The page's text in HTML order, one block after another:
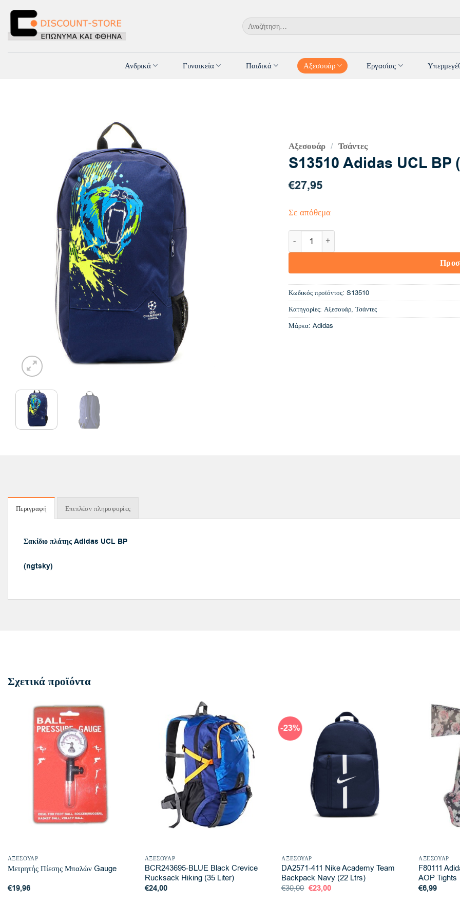
στο
περιεχόμενο
Αναζήτηση
για:
Ανδρικά Γυναικεία Παιδικά Αξεσουάρ Εργασίας
Αξεσουάρ / Τσάντες
S13510 Adidas UCL BP
€27,95
Σε απόθεμα
S13510 Adidas UCL BP (ngtsky) ποσότητα
Κωδικός προϊόντος: S13510
Κατηγορίες: Αξεσουάρ, Τσάντες
Μάρκα: Adidas
Περιγραφή Επιπλέον πληροφορίες
Σακίδιο πλάτης Adidas UCL BP
(ngtsky)
Σχετικά προϊόντα
ΑΞΕΣΟΥΆΡ
Μετρητής Πίεσης Μπαλών Gauge
€19,96
ΑΞΕΣΟΥΆΡ
BCR243695-BLUE Black Crevice
Rucksack Hiking (35 Liter)
€24,00
-23%
ΑΞΕΣΟΥΆΡ
DA2571-411 Nike Academy Team
Backpack Navy (22 Ltrs)
€30,00 Original
price
€23,00Η
ΑΞΕΣΟΥΆΡ
F80111
AOP Tights
€6,99